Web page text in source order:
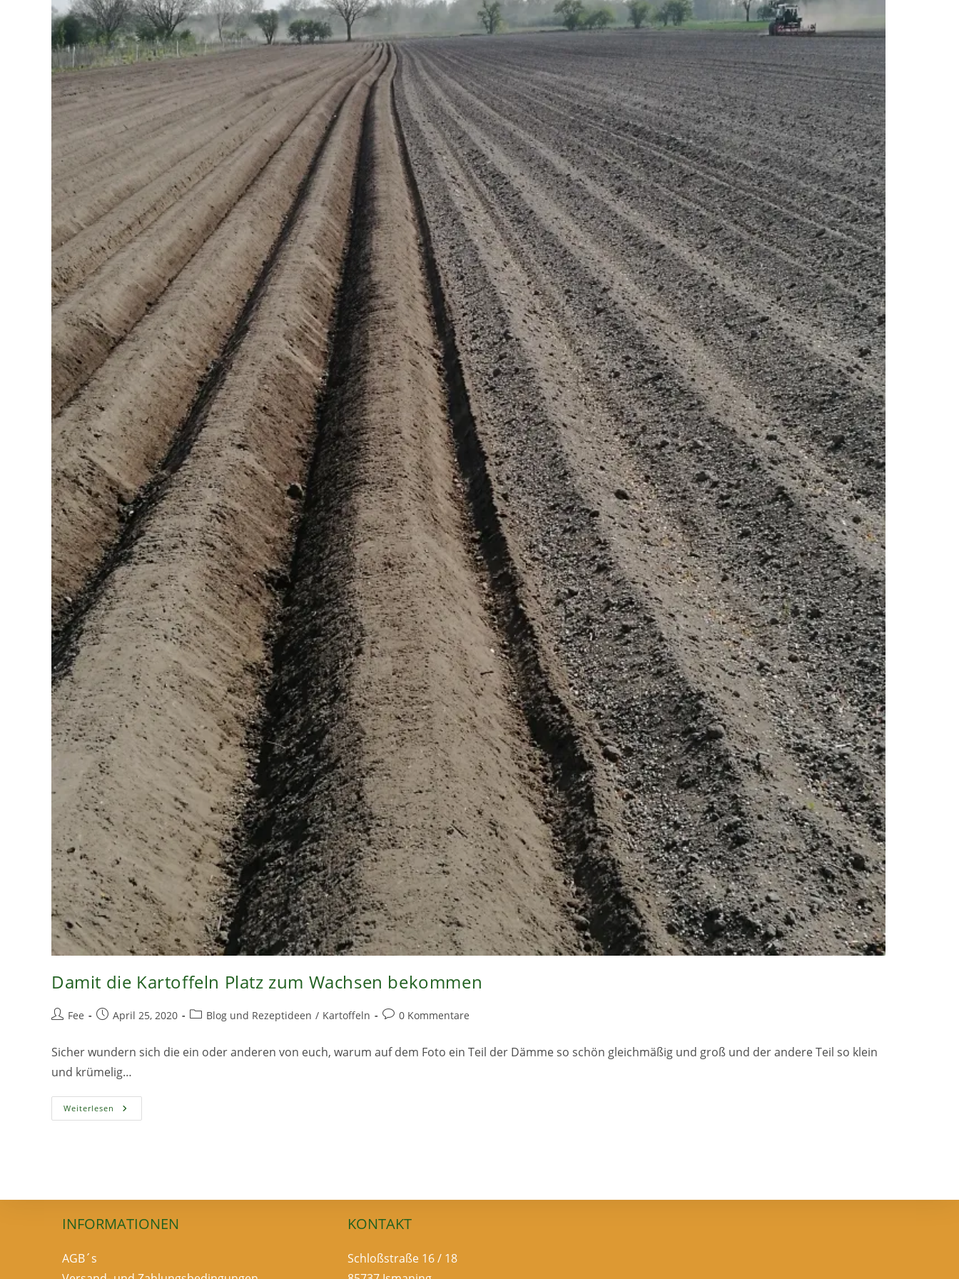
Damit die Kartoffeln Platz zum Wachsen bekommen
Beitrags-
Fee
BeitragApril 25, 2020
Beitrags-
Blog und Rezeptideen / Kartoffeln
Beitrags-
0 Kommentare
Sicher wundern sich die ein oder anderen von euch, warum auf dem Foto ein Teil der Dämme so schön gleichmäßig und groß und der andere Teil so klein
und krümelig…
Weiterlesen Damit
Die
INFORMATIONEN
AGB´s
KONTAKT
Schloßstraße 16 / 18